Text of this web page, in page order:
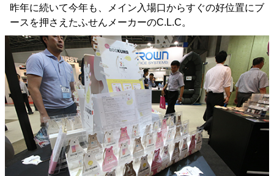
昨年に続いて今年も、メイン入場口からすぐの好位置にブ
ースを押さえたふせんメーカーのC.L.C。